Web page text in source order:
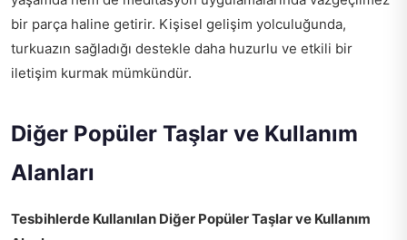
bir parça haline getirir. Kişisel gelişim yolculuğunda,
turkuazın sağladığı destekle daha huzurlu ve etkili bir
iletişim kurmak mümkündür.
Diğer Popüler Taşlar ve Kullanım
Alanları
Tesbihlerde Kullanılan Diğer Popüler Taşlar ve Kullanım